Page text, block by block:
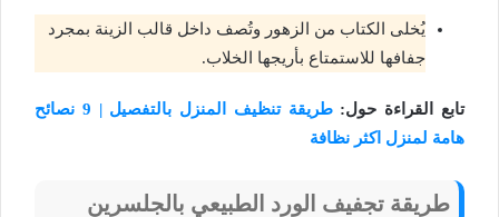
يُخلى الكتاب من الزهور وتُصف داخل قالب الزينة بمجرد
جفافها للاستمتاع بأريجها الخلاب.
تابع القراءة حول:
طريقة تنظيف المنزل بالتفصيل | 9 نصائح
هامة لمنزل اكثر نظافة
طريقة تجفيف الورد الطبيعي بالجلسرين